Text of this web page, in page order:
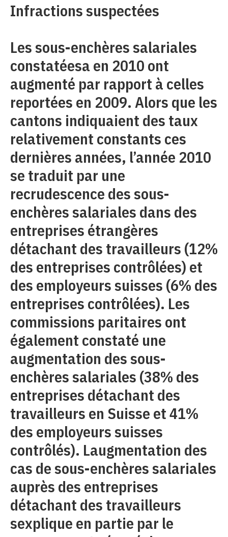
Infractions suspectées
Les sous-enchères salariales
constatéesa en 2010 ont
augmenté par rapport à celles
reportées en 2009. Alors que les
cantons indiquaient des taux
relativement constants ces
dernières années, l’année 2010
se traduit par une
recrudescence des sous-
enchères salariales dans des
entreprises étrangères
détachant des travailleurs (12%
des entreprises contrôlées) et
des employeurs suisses (6% des
entreprises contrôlées). Les
commissions paritaires ont
également constaté une
augmentation des sous-
enchères salariales (38% des
entreprises détachant des
travailleurs en Suisse et 41%
des employeurs suisses
contrôlés). Laugmentation des
cas de sous-enchères salariales
auprès des entreprises
détachant des travailleurs
sexplique en partie par le